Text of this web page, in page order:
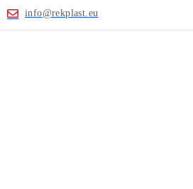
info@rekplast.eu